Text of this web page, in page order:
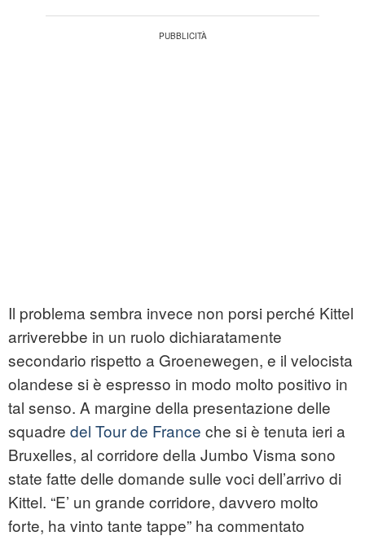
Il problema sembra invece non porsi perché Kittel
arriverebbe in un ruolo dichiaratamente
secondario rispetto a Groenewegen, e il velocista
olandese si è espresso in modo molto positivo in
tal senso. A margine della presentazione delle
squadre del Tour de France che si è tenuta ieri a
Bruxelles, al corridore della Jumbo Visma sono
state fatte delle domande sulle voci dell’arrivo di
Kittel. “E’ un grande corridore, davvero molto
forte, ha vinto tante tappe” ha commentato